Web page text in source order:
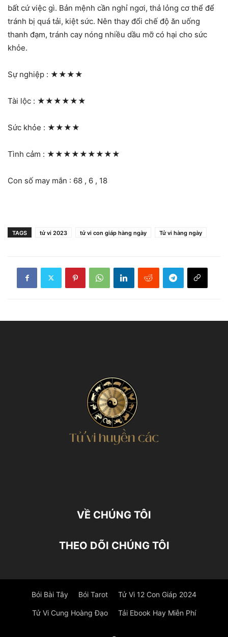
bất cứ việc gì. Bản mệnh cần nghỉ ngơi, thả lỏng cơ thể để
tránh bị quá tải, kiệt sức. Nên thay đổi chế độ ăn uống
thanh đạm, tránh cay nóng nhiều dầu mỡ có hại cho sức
khỏe.
Sự nghiệp : ★★★★
Tài lộc : ★★★★★★
Sức khỏe : ★★★★
Tình cảm : ★★★★★★★★★
Con số may mắn : 68 , 6 , 18
TAGS tử vi 2023 tử vi con giáp hàng ngày Tử vi hàng ngày
VỀ CHÚNG TÔI
THEO DÕI CHÚNG TÔI
Bói Bài Tây Bói Tarot Tử Vi 12 Con Giáp 2024
Tử Vi Cung Hoàng Đạo Tải Ebook Hay Miễn Phí